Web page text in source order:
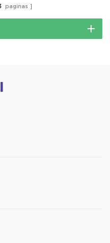
paginas